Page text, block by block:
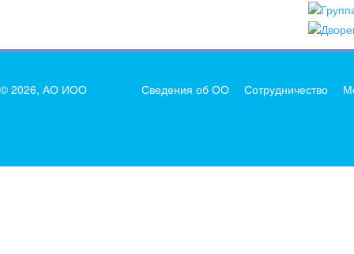
© 2026, АО ИОО Сведения об ОО Сотрудничество